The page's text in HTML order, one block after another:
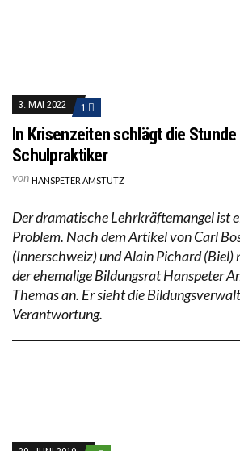
3. MAI 2022 1
In Krisenzeiten schlägt die Stunde
Schulpraktiker
von HANSPETER AMSTUTZ
Der dramatische Lehrkräftemangel ist
Problem. Nach dem Artikel von Carl
(Innerschweiz) und Alain Pichard (Biel)
der ehemalige Bildungsrat Hanspeter
Themas an. Er sieht die
Verantwortung.